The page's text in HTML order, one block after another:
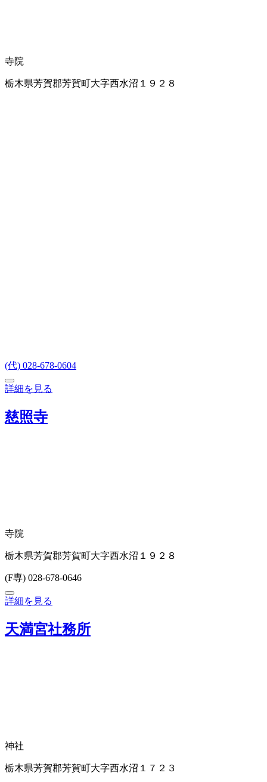
寺院
栃木県芳賀郡芳賀町大字西水沼１９２８
(代) 028-678-0604
詳細を見る
慈照寺
寺院
栃木県芳賀郡芳賀町大字西水沼１９２８
(F専) 028-678-0646
詳細を見る
天満宮社務所
神社
栃木県芳賀郡芳賀町大字西水沼１７２３